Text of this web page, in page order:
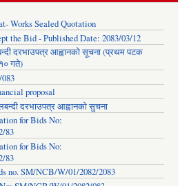
Works Sealed Quotation
the Bid - Published Date: 2083/03/12
दरभाउपत्र आह्वानको सूचना (प्रथम पटक
गते)
proposal
दरभाउपत्र आह्वानको सुचना
for Bids No:
83
for Bids No:
83
no. SM/NCB/W/01/2082/2083